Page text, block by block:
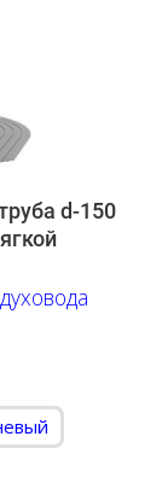
d-150